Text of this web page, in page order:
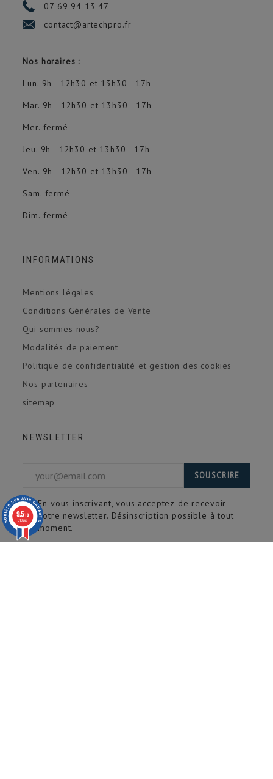
07 69 94 13 47
contact@artechpro.fr
Nos horaires :
Lun. 9h - 12h30 et 13h30 - 17h
Mar. 9h - 12h30 et 13h30 - 17h
Mer. fermé
Jeu. 9h - 12h30 et 13h30 - 17h
Ven. 9h - 12h30 et 13h30 - 17h
Sam. fermé
Dim. fermé
INFORMATIONS
Mentions légales
Conditions Générales de Vente
Qui sommes nous?
Modalités de paiement
Politique de confidentialité et gestion des cookies
Nos partenaires
sitemap
NEWSLETTER
SOUSCRIRE
En vous inscrivant, vous acceptez de recevoir
notre newsletter. Désinscription possible à tout
moment.
9.5/10
618 avis